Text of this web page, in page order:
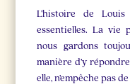
L’histoire de
essentielles. La vie
nous gardons
manière d’y
elle, n’empêche pas